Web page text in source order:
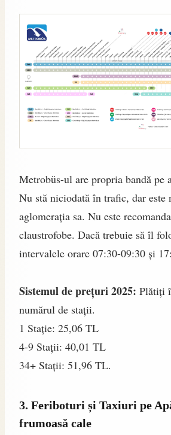
Metrobüs-ul are propria bandă pe
Nu stă niciodată în trafic, dar este
aglomerația sa. Nu este
claustrofobe. Dacă trebuie să îl
intervalele orare 07:30-09:30 și
Sistemul de prețuri 2025: Plătiți
numărul de stații.
1 Stație: 25,06 TL
4-9 Stații: 40,01 TL
34+ Stații: 51,96 TL.
3. Feriboturi și Taxiuri pe
frumoasă cale